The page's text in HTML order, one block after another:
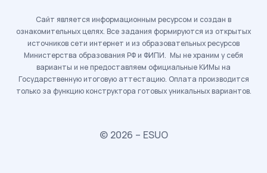
Сайт является информационным ресурсом и создан в
ознакомительных целях. Все задания формируются из открытых
источников сети интернет и из образовательных ресурсов
Министерства образования РФ и ФИПИ. Мы не храним у себя
варианты и не предоставляем официальные КИМы на
Государственную итоговую аттестацию. Оплата производится
только за функцию конструктора готовых уникальных вариантов.
© 2026 – ESUO